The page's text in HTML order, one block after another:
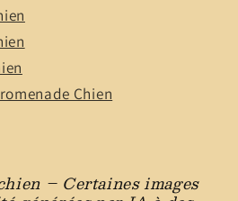
Chien
– Certaines images